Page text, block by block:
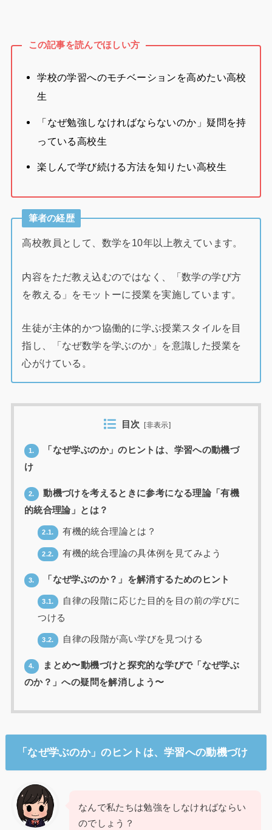
この記事を読んでほしい方
学校の学習へのモチベーションを高めたい高校
生
「なぜ勉強しなければならないのか」疑問を持
っている高校生
楽しんで学び続ける方法を知りたい高校生
筆者の経歴
高校教員として、数学を10年以上教えています。
内容をただ教え込むのではなく、「数学の学び方
を教える」をモットーに授業を実施しています。
生徒が主体的かつ協働的に学ぶ授業スタイルを目
指し、「なぜ数学を学ぶのか」を意識した授業を
心がけている。
目次 [非表示]
1.
「なぜ学ぶのか」のヒントは、学習への動機づ
け
2.
動機づけを考えるときに参考になる理論「有機
的統合理論」とは？
2.1. 有機的統合理論とは？
2.2. 有機的統合理論の具体例を見てみよう
3. 「なぜ学ぶのか？」を解消するためのヒント
3.1.
自律の段階に応じた目的を目の前の学びに
つける
3.2. 自律の段階が高い学びを見つける
4.
まとめ〜動機づけと探究的な学びで「なぜ学ぶ
のか？」への疑問を解消しよう〜
「なぜ学ぶのか」のヒントは、学習への動機づけ
なんで私たちは勉強をしなければならい
のでしょう？